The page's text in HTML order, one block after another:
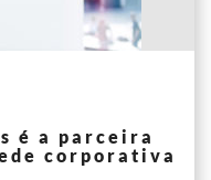
é a parceira
corporativa